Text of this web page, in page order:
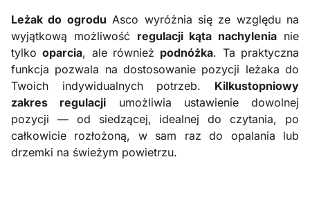
Leżak do ogrodu Asco wyróżnia się ze względu na
wyjątkową możliwość regulacji kąta nachylenia nie
tylkooparcia, ale również podnóżka. Ta praktyczna
funkcja pozwala na dostosowanie pozycji leżaka do
Twoich indywidualnych potrzeb. Kilkustopniowy
zakres regulacji umożliwia ustawienie dowolnej
pozycji — od siedzącej, idealnej do czytania, po
całkowicie rozłożoną, w sam raz do opalania lub
drzemki na świeżym powietrzu.